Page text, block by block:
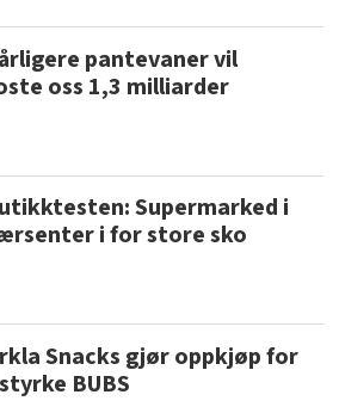
pantevaner vil
oss 1,3 milliarder
Supermarked i
i for store sko
Snacks gjør oppkjøp for
BUBS